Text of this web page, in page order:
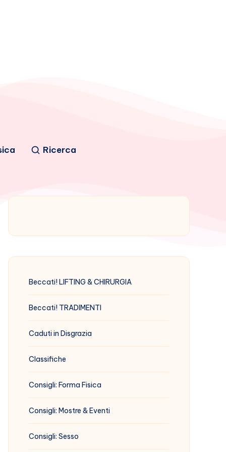
Ricerca
Beccati! LIFTING & CHIRURGIA
Beccati! TRADIMENTI
Caduti in Disgrazia
Classifiche
Consigli: Forma Fisica
Consigli: Mostre & Eventi
Consigli: Sesso